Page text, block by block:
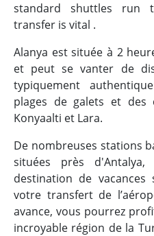
standard shuttles run
transfer is vital .
Alanya est située à 2
et peut se vanter de
typiquement
plages de galets et des
Konyaalti et Lara.
De nombreuses stations
situées près
destination de vacances
votre transfert de
avance, vous pourrez
incroyable région de la